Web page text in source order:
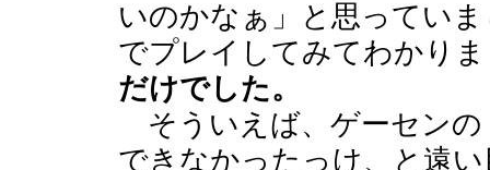
いのかなぁ」と思ってい
でプレイしてみてわかり
だけでした。
そういえば、ゲーセンの
できなかったっけ、と遠